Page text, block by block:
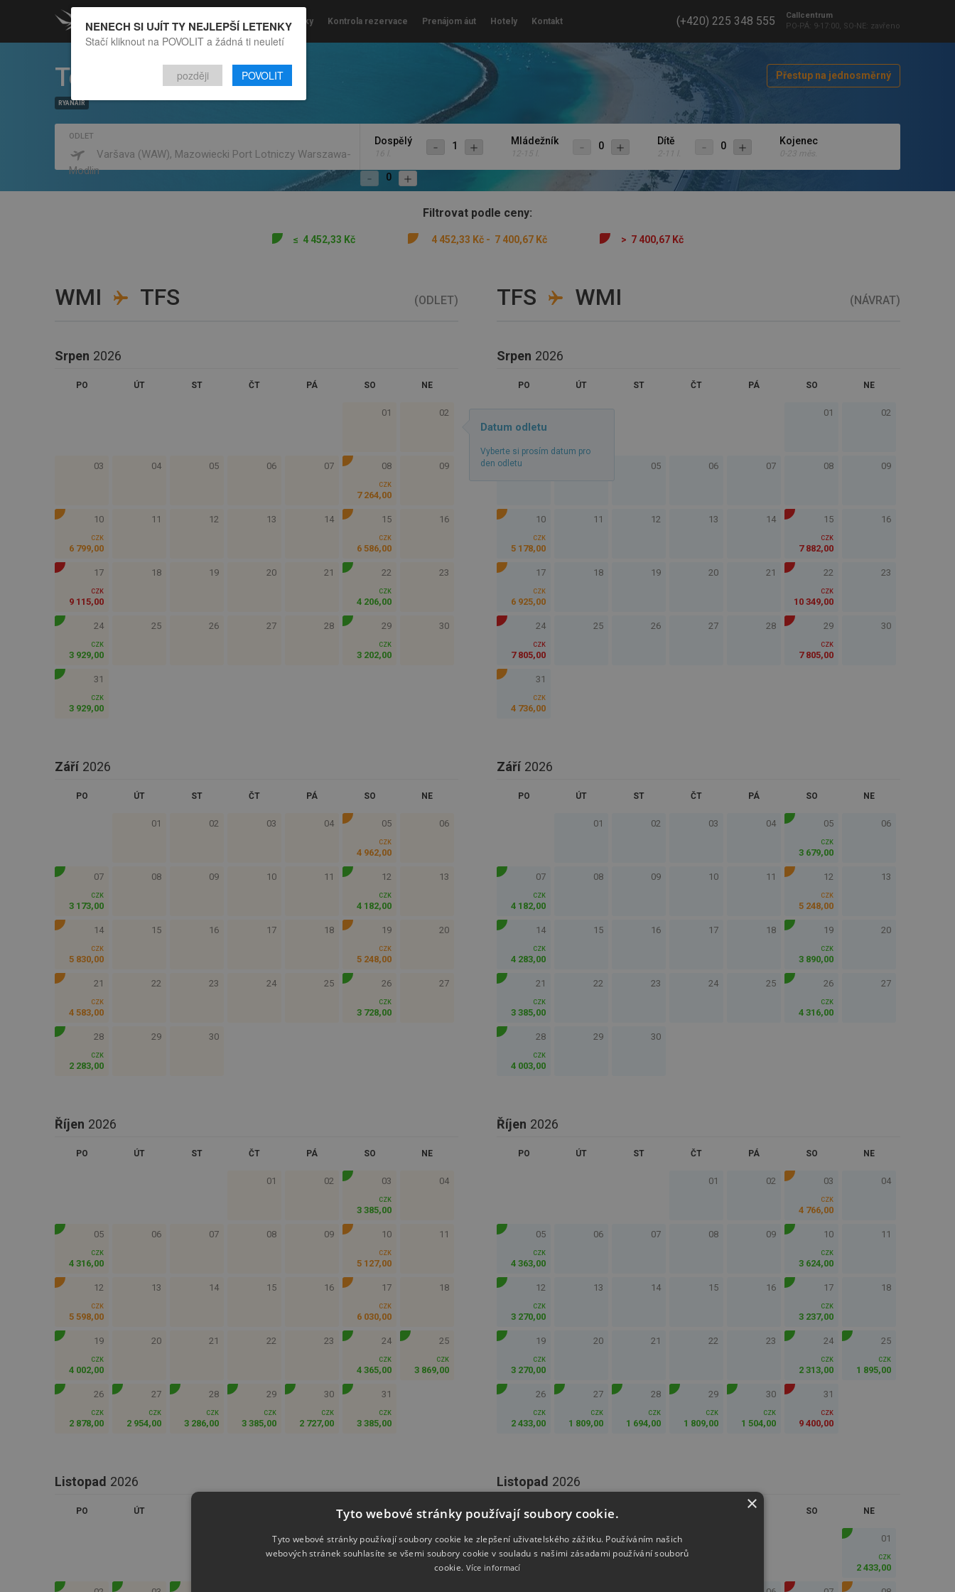
Letenky Akční letenky Kontrola rezervace Prenájom áut Hotely Kontakt (+420) 225 348 555
Callcentrum
PO-PÁ: 9-17:00, SO-NE: zavřeno
Tenerife Španělsko
RYANAIR
Přestup na jednosměrný
ODLET
Varšava (WAW), Mazowiecki Port Lotniczy Warszawa-
Modlin
Dospělý
16 l.
1 Mládežník
12-15 l.
0 Dítě
2-11 l.
0 Kojenec
0-23 měs.
0
Filtrovat podle ceny:
≤ 4 452,33 Kč 4 452,33 Kč- 7 400,67 Kč > 7 400,67 Kč
(ODLET)
WMI TFS
Datum odletu
Vyberte si prosím datum pro
den odletu
Srpen 2026
PO ÚT ST ČT PÁ SO NE
01 02
03 04 05 06 07 08
7 264,00
CZK
09
10
6 799,00
CZK
11 12 13 14 15
6 586,00
CZK
16
17
9 115,00
CZK
18 19 20 21 22
4 206,00
CZK
23
24
3 929,00
CZK
25 26 27 28 29
3 202,00
CZK
30
31
3 929,00
CZK
Září 2026
PO ÚT ST ČT PÁ SO NE
01 02 03 04 05
4 962,00
CZK
06
07
3 173,00
CZK
08 09 10 11 12
4 182,00
CZK
13
14
5 830,00
CZK
15 16 17 18 19
5 248,00
CZK
20
21
4 583,00
CZK
22 23 24 25 26
3 728,00
CZK
27
28
2 283,00
CZK
29 30
Říjen 2026
PO ÚT ST ČT PÁ SO NE
01 02 03
3 385,00
CZK
04
05
4 316,00
CZK
06 07 08 09 10
5 127,00
CZK
11
12
5 598,00
CZK
13 14 15 16 17
6 030,00
CZK
18
19
4 002,00
CZK
20 21 22 23 24
4 365,00
CZK
25
3 869,00
CZK
26
2 878,00
CZK
27
2 954,00
CZK
28
3 286,00
CZK
29
3 385,00
CZK
30
2 727,00
CZK
31
3 385,00
CZK
Listopad 2026
PO ÚT SO NE
01
3 044,00
CZK
(NÁVRAT)
TFS WMI
Srpen 2026
PO ÚT ST ČT PÁ SO NE
01 02
05 06 07 08 09
10
5 178,00
CZK
11 12 13 14 15
7 882,00
CZK
16
17
6 925,00
CZK
18 19 20 21 22
10 349,00
CZK
23
24
7 805,00
CZK
25 26 27 28 29
7 805,00
CZK
30
31
4 736,00
CZK
Září 2026
PO ÚT ST ČT PÁ SO NE
01 02 03 04 05
3 679,00
CZK
06
07
4 182,00
CZK
08 09 10 11 12
5 248,00
CZK
13
14
4 283,00
CZK
15 16 17 18 19
3 890,00
CZK
20
21
3 385,00
CZK
22 23 24 25 26
4 316,00
CZK
27
28
4 003,00
CZK
29 30
Říjen 2026
PO ÚT ST ČT PÁ SO NE
01 02 03
4 766,00
CZK
04
05
4 363,00
CZK
06 07 08 09 10
3 624,00
CZK
11
12
3 270,00
CZK
13 14 15 16 17
3 237,00
CZK
18
19
3 270,00
CZK
20 21 22 23 24
2 313,00
CZK
25
1 895,00
CZK
26
2 433,00
CZK
27
1 809,00
CZK
28
1 694,00
CZK
29
1 809,00
CZK
30
1 504,00
CZK
31
9 400,00
CZK
Listopad 2026
PO ÚT PÁ SO NE
01
2 433,00
CZK
×
Tyto webové stránky používají soubory cookie.
Tyto webové stránky používají soubory cookie ke zlepšení uživatelského zážitku. Používáním našich
webových stránek souhlasíte se všemi soubory cookie v souladu s našimi zásadami používání souborů
cookie. Více informací
NENECH SI UJÍT TY NEJLEPŠÍ LETENKY
Stačí kliknout na POVOLIT a žádná ti neuletí
později POVOLIT